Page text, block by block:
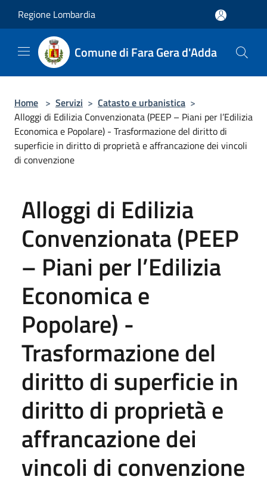
Regione Lombardia
Comune di Fara Gera d'Adda
Home > Servizi > Catasto e urbanistica >
Alloggi di Edilizia Convenzionata (PEEP – Piani per l’Edilizia
Economica e Popolare) - Trasformazione del diritto di
superficie in diritto di proprietà e affrancazione dei vincoli
di convenzione
Alloggi di Edilizia
Convenzionata (PEEP
– Piani per l’Edilizia
Economica e
Popolare) -
Trasformazione del
diritto di superficie in
diritto di proprietà e
affrancazione dei
vincoli di convenzione